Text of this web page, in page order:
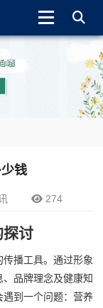
钱
274
探讨
播工具。通过形象
品牌理念及健康知
到一个问题：营养